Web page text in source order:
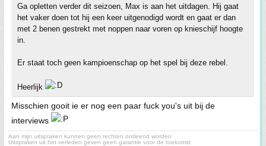
Ga opletten verder dit seizoen, Max is aan het uitdagen. Hij gaat
het vaker doen tot hij een keer uitgenodigd wordt en gaat er dan
met 2 benen gestrekt met noppen naar voren op knieschijf hoogte
in.
Er staat toch geen kampioenschap op het spel bij deze rebel.
Heerlijk
Misschien gooit ie er nog een paar fuck you's uit bij de
interviews
Aan mijn uitspraken kunnen geen rechten ontleend worden
Uitspraken uit het verleden geven geen garantie voor de toekomst